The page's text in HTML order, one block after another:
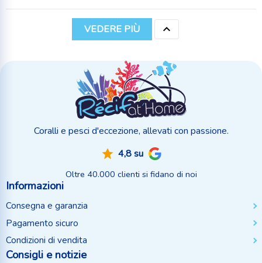
VEDERE PIÙ 
Coralli e pesci d'eccezione, allevati con passione.
4,8 su
Oltre 40.000 clienti si fidano di noi
Informazioni
Consegna e garanzia
Pagamento sicuro
Condizioni di vendita
Consigli e notizie